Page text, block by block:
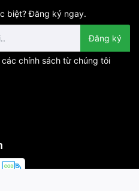
biệt? Đăng ký ngay.
Đăng ký
chính sách từ chúng tôi